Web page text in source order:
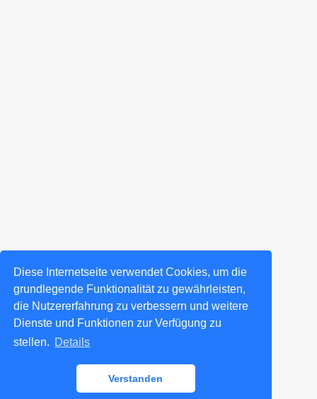
Diese Internetseite verwendet Cookies, um die
grundlegende Funktionalität zu gewährleisten,
die Nutzererfahrung zu verbessern und weitere
Dienste und Funktionen zur Verfügung zu
stellen. Details
Verstanden